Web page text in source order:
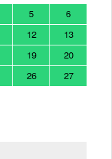
5
6
12
13
19
20
26
27